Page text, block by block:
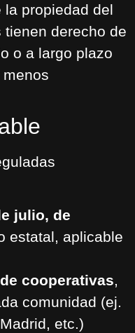
la propiedad del
derecho de
o a largo plazo
julio, de
estatal, aplicable
cooperativas,
comunidad (ej.
etc.)